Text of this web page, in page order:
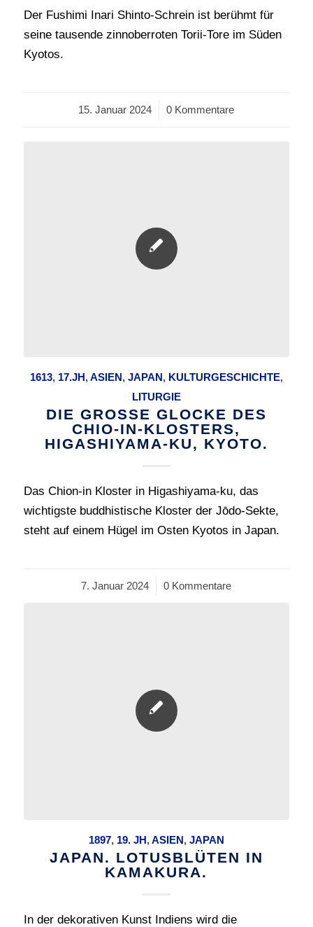
Der Fushimi Inari Shinto-Schrein ist berühmt für
seine tausende zinnoberroten Torii-Tore im Süden
Kyotos.
15. Januar 2024
/ 0 Kommentare
1613, 17.JH ,ASIEN , JAPAN , KULTURGESCHICHTE,
LITURGIE
DIE GROSSE GLOCKE DES C
HIO-IN-KLOSTERS, H
IGASHIYAMA-KU, KYOTO.
Das Chion-in Kloster in Higashiyama-ku, das
wichtigste buddhistische Kloster der Jōdo-Sekte,
steht auf einem Hügel im Osten Kyotos in Japan.
7. Januar 2024
/ 0 Kommentare
1897, 19. JH,ASIEN, JAPAN
JAPAN. LOTUSBLÜTEN IN
KAMAKURA.
In der dekorativen Kunst Indiens wird die